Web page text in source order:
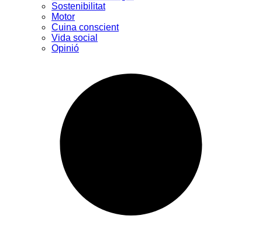
Sostenibilitat
Motor
Cuina conscient
Vida social
Opinió